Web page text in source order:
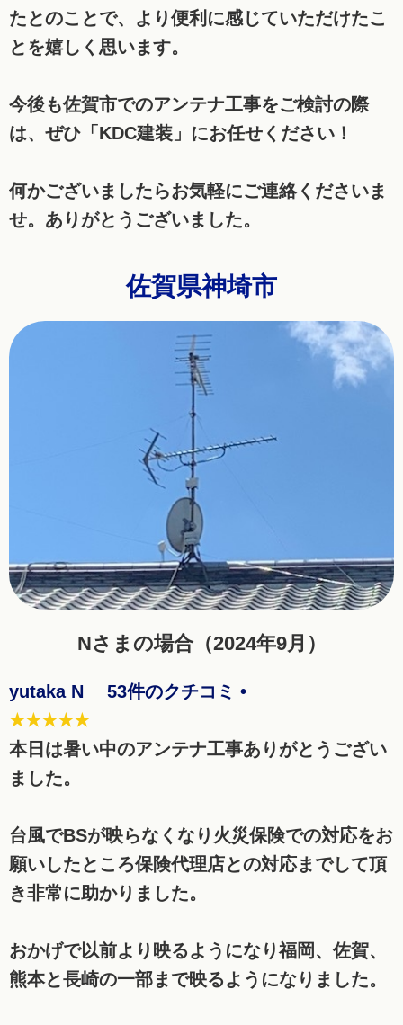
たとのことで、より便利に感じていただけたこ
とを嬉しく思います。
今後も佐賀市でのアンテナ工事をご検討の際
は、ぜひ「KDC建装」にお任せください！
何かございましたらお気軽にご連絡くださいま
せ。ありがとうございました。
佐賀県神埼市
Nさまの場合（2024年9月）
yutaka N 53件のクチコミ •
★★★★★
本日は暑い中のアンテナ工事ありがとうござい
ました。
台風でBSが映らなくなり火災保険での対応をお
願いしたところ保険代理店との対応までして頂
き非常に助かりました。
おかげで以前より映るようになり福岡、佐賀、
熊本と長崎の一部まで映るようになりました。